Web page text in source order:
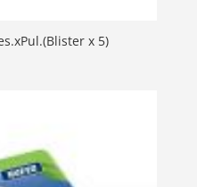
x 5)